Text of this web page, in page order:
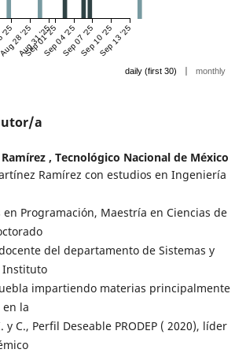
28 '25
Aug 31 '25
Sep 01 '25Sep 04 '25Sep 07 '25Sep 10 '25Sep 13 '25
daily (first 30) | monthly
a
, Tecnológico Nacional de México
Ramírez con estudios en Ingeniería
Programación, Maestría en Ciencias de
del departamento de Sistemas y
Instituto
impartiendo materias principalmente
la
C., Perfil Deseable PRODEP ( 2020), líder